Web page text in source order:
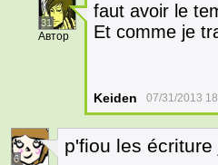
31
Автор
faut avoir le
Et comme je
Keiden 07/31/2013
6
p'fiou les